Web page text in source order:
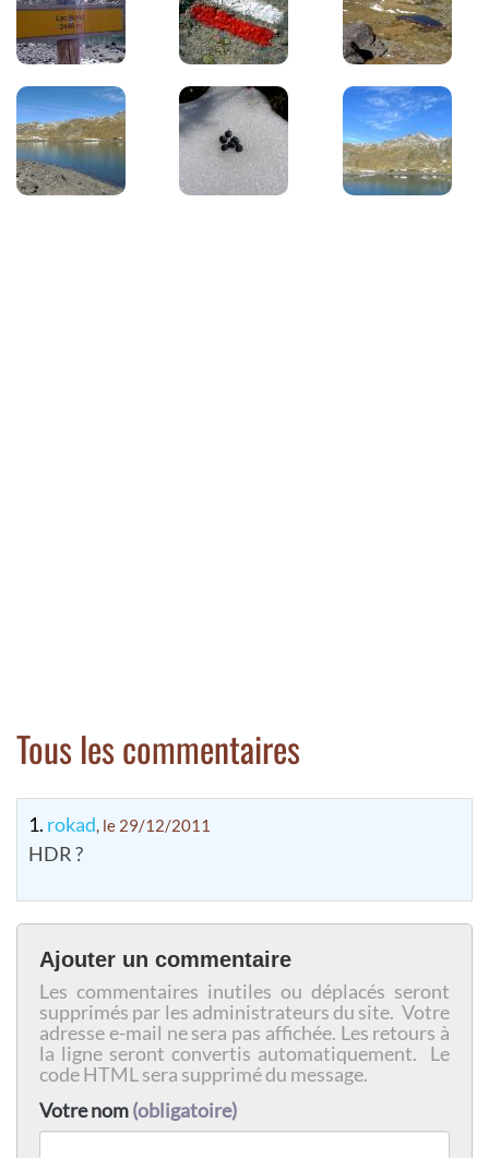
Tous les commentaires
1. rokad, le 29/12/2011
HDR ?
Ajouter un commentaire
Les commentaires inutiles ou déplacés seront
supprimés par les administrateurs du site. Votre
adresse e-mail ne sera pas affichée. Les retours à
la ligne seront convertis automatiquement. Le
code HTML sera supprimé du message.
Votre nom(obligatoire)